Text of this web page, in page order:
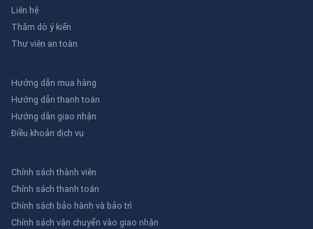
Liên hệ
Thăm dò ý kiến
Thư viên an toàn
Hướng dẫn mua hàng
Hướng dẫn thanh toán
Hướng dẫn giao nhận
Điều khoản dịch vụ
Chính sách thành viên
Chính sách thanh toán
Chính sách bảo hành và bảo trì
Chính sách vận chuyển vào giao nhận